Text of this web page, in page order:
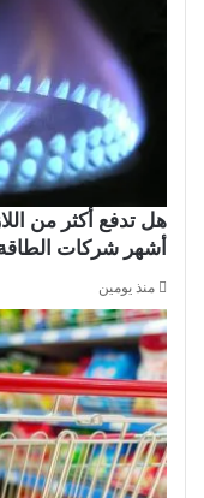
هل تدفع أكثر من
أشهر شركات
منذ يومين